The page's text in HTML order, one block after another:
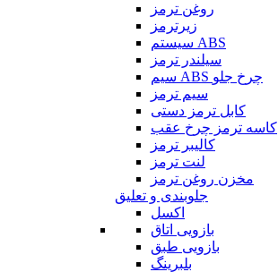
روغن ترمز
زیرترمز
سیستم ABS
سیلندر ترمز
سیم ABS چرخ جلو
سیم ترمز
کابل ترمز دستی
کاسه ترمز چرخ عقب
کالیبر ترمز
لنت ترمز
مخزن روغن ترمز
جلوبندی و تعلیق
اکسل
بازویی اتاق
بازویی طبق
بلبرینگ